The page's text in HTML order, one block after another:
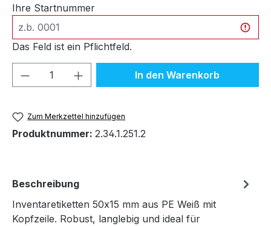
Ihre Startnummer
Das Feld ist ein Pflichtfeld.
Produkt Anzahl: Gib denIn den Warenkorb
Zum Merkzettel hinzufügen
Produktnummer: 2.34.1.251.2
Beschreibung
Inventaretiketten 50x15 mm aus PE Weiß mit
Kopfzeile. Robust, langlebig und ideal für